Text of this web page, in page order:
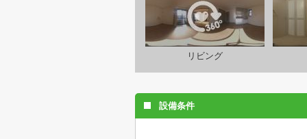
リビング
設備条件